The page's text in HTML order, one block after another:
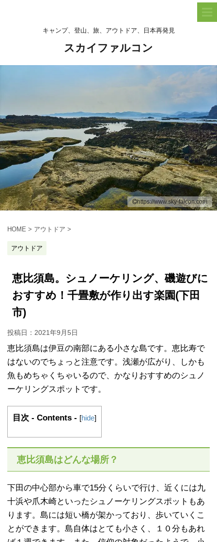
キャンプ、登山、旅、アウトドア、日本再発見
スカイファルコン
https://www.sky-falcon.com
HOME > アウトドア >
アウトドア
恵比須島。シュノーケリング、磯遊びに
おすすめ！千畳敷が作り出す楽園(下田
市)
投稿日： 2021年9月5日
恵比須島は伊豆の南部にある小さな島です。恵比寿で
はないのでちょっと注意です。浅瀬が広がり、しかも
魚もめちゃくちゃいるので、かなりおすすめのシュノ
ーケリングスポットです。
目次 - Contents - [hide]
恵比須島はどんな場所？
下田の中心部から車で15分くらいで行け、近くには九
十浜や爪木崎といったシュノーケリングスポットもあ
ります。島には短い橋が架かっており、歩いていくこ
とができます。島自体はとても小さく、１０分もあれ